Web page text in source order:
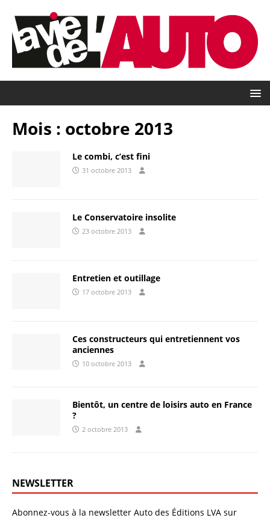
Mois : octobre 2013
Le combi, c’est fini
31 octobre 2013
Le Conservatoire insolite
23 octobre 2013
Entretien et outillage
17 octobre 2013
Ces constructeurs qui entretiennent vos
anciennes
10 octobre 2013
Bientôt, un centre de loisirs auto en France
?
2 octobre 2013
NEWSLETTER
Abonnez-vous à la newsletter Auto des Éditions LVA sur